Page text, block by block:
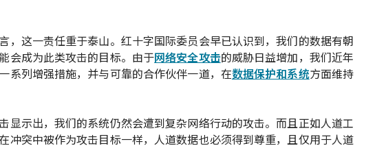
，这一责任重于泰山。红十字国际委员会早已认识到，我们的数据有朝
会成为此类攻击的目标。由于网络安全攻击的威胁日益增加，我们近年
系列增强措施，并与可靠的合作伙伴一道，在数据保护和系统方面维持
显示出，我们的系统仍然会遭到复杂网络行动的攻击。而且正如人道工
冲突中被作为攻击目标一样，人道数据也必须得到尊重，且仅用于人道